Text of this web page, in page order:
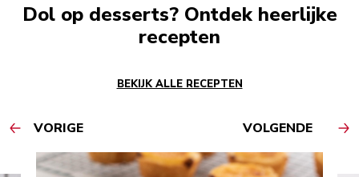
Dol op desserts? Ontdek heerlijke
recepten
BEKIJK ALLE RECEPTEN
VORIGE VOLGENDE